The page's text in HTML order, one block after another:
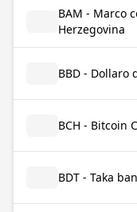
BAM - Marco
Herzegovina
BBD - Dollaro
BCH - Bitcoin
BDT - Taka